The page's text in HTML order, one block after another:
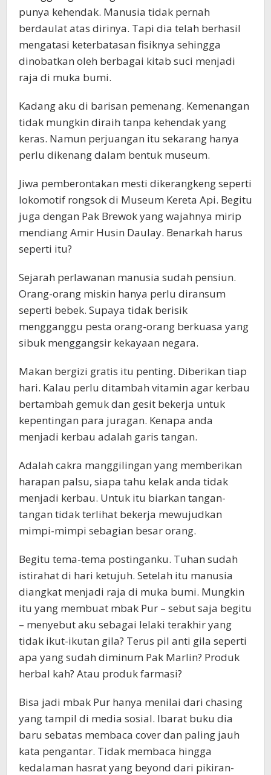
punya kehendak. Manusia tidak pernah
berdaulat atas dirinya. Tapi dia telah berhasil
mengatasi keterbatasan fisiknya sehingga
dinobatkan oleh berbagai kitab suci menjadi
raja di muka bumi.
Kadang aku di barisan pemenang. Kemenangan
tidak mungkin diraih tanpa kehendak yang
keras. Namun perjuangan itu sekarang hanya
perlu dikenang dalam bentuk museum.
Jiwa pemberontakan mesti dikerangkeng seperti
lokomotif rongsok di Museum Kereta Api. Begitu
juga dengan Pak Brewok yang wajahnya mirip
mendiang Amir Husin Daulay. Benarkah harus
seperti itu?
Sejarah perlawanan manusia sudah pensiun.
Orang-orang miskin hanya perlu diransum
seperti bebek. Supaya tidak berisik
mengganggu pesta orang-orang berkuasa yang
sibuk menggangsir kekayaan negara.
Makan bergizi gratis itu penting. Diberikan tiap
hari. Kalau perlu ditambah vitamin agar kerbau
bertambah gemuk dan gesit bekerja untuk
kepentingan para juragan. Kenapa anda
menjadi kerbau adalah garis tangan.
Adalah cakra manggilingan yang memberikan
harapan palsu, siapa tahu kelak anda tidak
menjadi kerbau. Untuk itu biarkan tangan-
tangan tidak terlihat bekerja mewujudkan
mimpi-mimpi sebagian besar orang.
Begitu tema-tema postinganku. Tuhan sudah
istirahat di hari ketujuh. Setelah itu manusia
diangkat menjadi raja di muka bumi. Mungkin
itu yang membuat mbak Pur – sebut saja begitu
– menyebut aku sebagai lelaki terakhir yang
tidak ikut-ikutan gila? Terus pil anti gila seperti
apa yang sudah diminum Pak Marlin? Produk
herbal kah? Atau produk farmasi?
Bisa jadi mbak Pur hanya menilai dari chasing
yang tampil di media sosial. Ibarat buku dia
baru sebatas membaca cover dan paling jauh
kata pengantar. Tidak membaca hingga
kedalaman hasrat yang beyond dari pikiran-